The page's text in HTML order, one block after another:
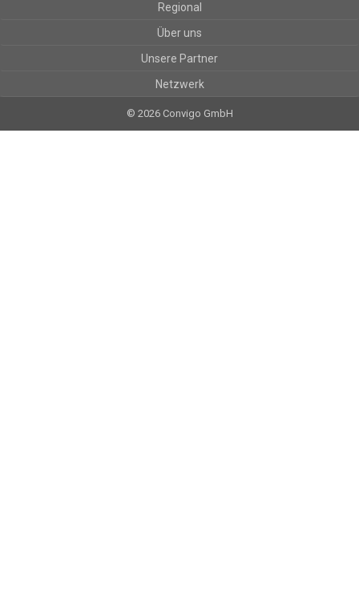
Regional
Über uns
Unsere Partner
Netzwerk
© 2026 Convigo GmbH